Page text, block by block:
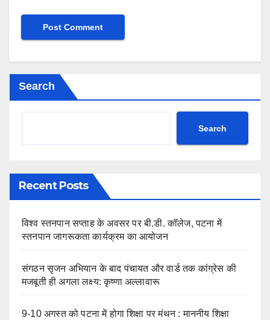
Search
Search
Recent Posts
विश्व स्तनपान सप्ताह के अवसर पर बी.डी. कॉलेज, पटना में
स्तनपान जागरूकता कार्यक्रम का आयोजन
संगठन सृजन अभियान के बाद पंचायत और वार्ड तक कांग्रेस की
मजबूती ही अगला लक्ष्य: कृष्णा अल्लावारू
9-10 अगस्त को पटना में होगा शिक्षा पर मंथन : माननीय शिक्षा